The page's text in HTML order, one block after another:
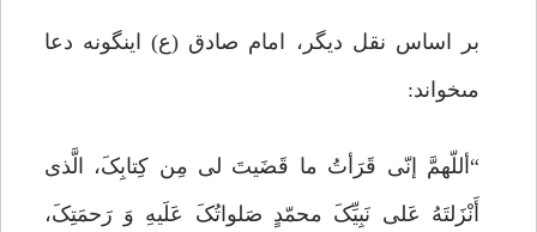
بر اساس نقل دیگر، امام صادق (ع) اینگونه دعا
مى‏خواند:
“أللّهمَّ إنّى قَرَأتُ ما قَضَیتَ لى مِن کِتابِکَ، الَّذى
أَنْزَلتَهُ عَلى نَبِیِّکَ محمّدٍ صَلواتُکَ عَلَیهِ وَ رَحمَتِکَ،